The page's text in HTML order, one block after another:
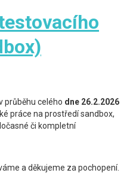
průběhu celého dne 26.2.2026
práce na prostředí sandbox,
či kompletní
a děkujeme za pochopení.